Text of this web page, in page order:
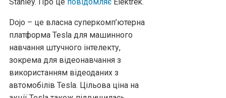
Dojo – це власна суперкомп’ютерна
платформа Tesla для машинного
навчання штучного інтелекту,
зокрема для відеонавчання з
використанням відеоданих з
автомобілів Tesla. Цільова ціна на